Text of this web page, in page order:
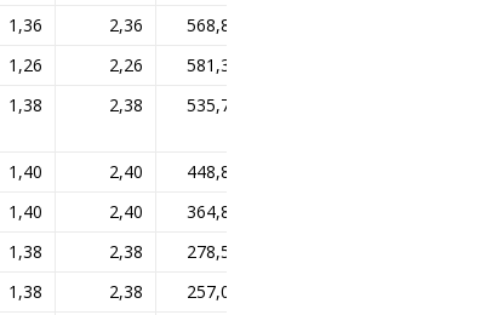
1,36 2,36
568,8
1,26 2,26
581,3
1,38 2,38 535,7
1,40 2,40
448,8
1,40 2,40
364,8
1,38 2,38
278,5
1,38 2,38
257,0